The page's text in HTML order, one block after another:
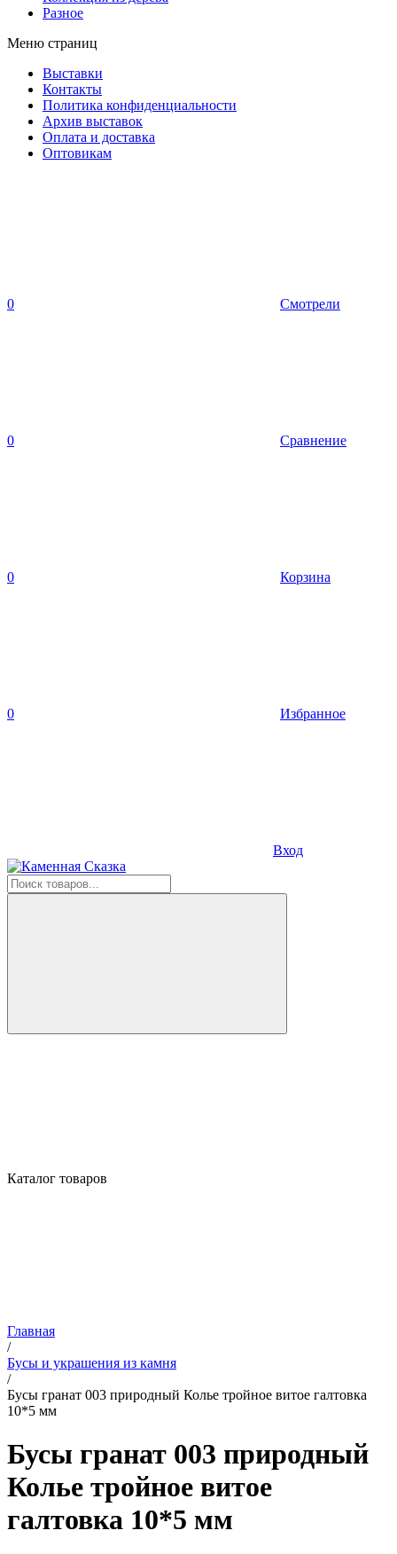
Разное
Меню страниц
Выставки
Контакты
Политика конфиденциальности
Архив выставок
Оплата и доставка
Оптовикам
0 Смотрели
0 Сравнение
0 Корзина
0 Избранное
Вход
Каталог товаров
Главная
/
Бусы и украшения из камня
/
Бусы гранат 003 природный Колье тройное витое галтовка
10*5 мм
Бусы гранат 003 природный
Колье тройное витое
галтовка 10*5 мм